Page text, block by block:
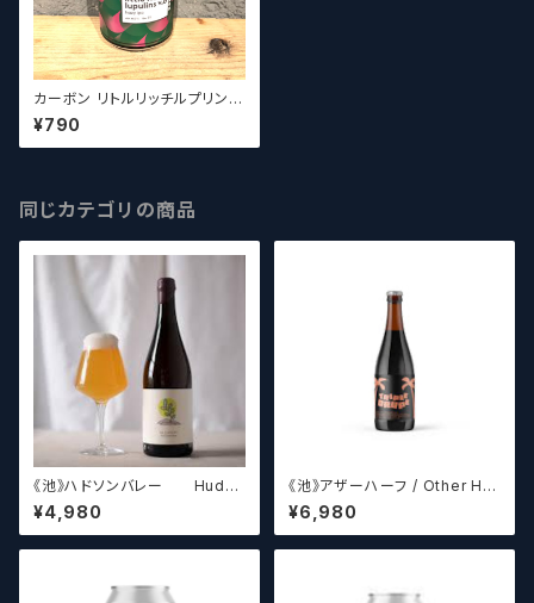
カーボン リトルリッチルプリンズ
Carbon Brews Little rich
Luplins【クラフトビール】
¥790
同じカテゴリの商品
《池》ハドソンバレー Hudso
n Valley Blossom
¥4,980
《池》アザーハーフ / Other Hal
f Brewing Triple Drupe【ク
ラフトビールシザーズ】
¥6,980